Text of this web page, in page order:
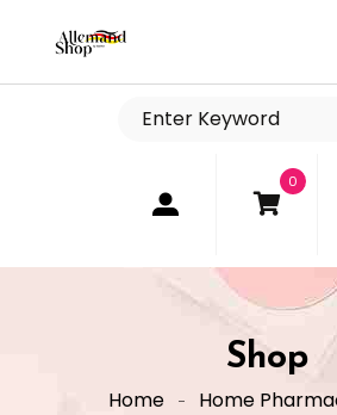
0
Shop
Home
Home